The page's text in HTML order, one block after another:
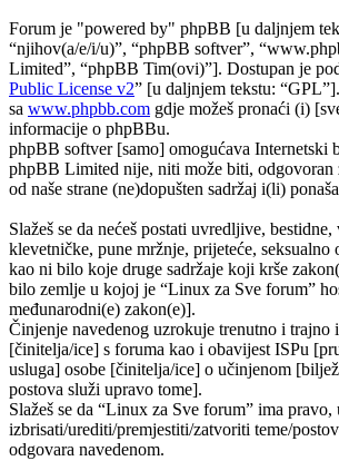
Forum je "powered by" phpBB [u daljnjem
“njihov(a/e/i/u)”, “phpBB softver”,
Limited”, “phpBB Tim(ovi)”]. Dostupan je
Public License v2” [u daljnjem tekstu:
sa www.phpbb.com gdje možeš pronaći (i)
informacije o phpBBu.
phpBB softver [samo] omogućava Internetski
phpBB Limited nije, niti može biti, odgovoran
od naše strane (ne)dopušten sadržaj i(li)
Slažeš se da nećeš postati uvredljive, bestidne,
klevetničke, pune mržnje, prijeteće, seksualno
kao ni bilo koje druge sadržaje koji krše
bilo zemlje u kojoj je “Linux za Sve forum”
međunarodni(e) zakon(e)].
Činjenje navedenog uzrokuje trenutno i trajno
[činitelja/ice] s foruma kao i obavijest ISPu
usluga] osobe [činitelja/ice] o učinjenom
postova služi upravo tome].
Slažeš se da “Linux za Sve forum” ima
izbrisati/urediti/premjestiti/zatvoriti teme/
odgovara navedenom.